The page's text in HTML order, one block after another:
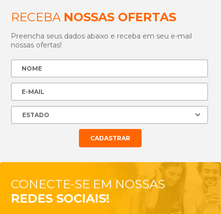
RECEBA NOSSAS OFERTAS
Preencha seus dados abaixo e receba em seu e-mail
nossas ofertas!
CONECTE-SE EM NOSSAS
REDES SOCIAIS!